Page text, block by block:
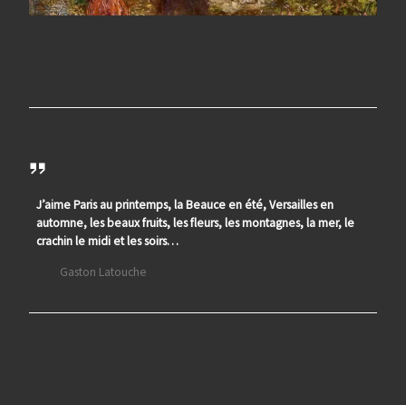
J’aime Paris au printemps, la Beauce en été, Versailles en
automne, les beaux fruits, les fleurs, les montagnes, la mer, le
crachin le midi et les soirs…
Gaston Latouche